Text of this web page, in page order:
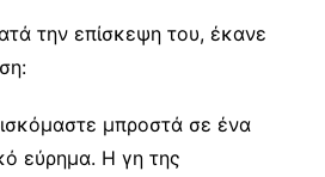
την επίσκεψη του, έκανε
μπροστά σε ένα
εύρημα. Η γη της